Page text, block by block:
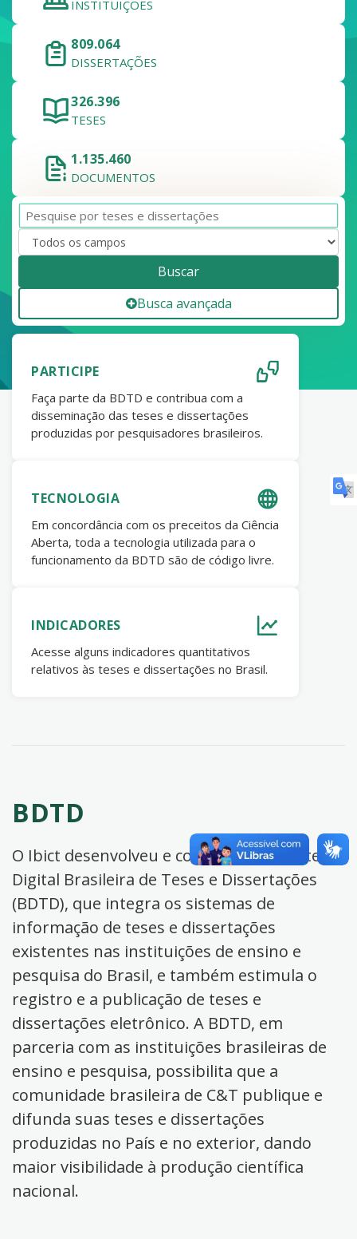
INSTITUIÇÕES
809.064
DISSERTAÇÕES
326.396
TESES
1.135.460
DOCUMENTOS
Buscar
Busca avançada
PARTICIPE
Faça parte da BDTD e contribua com a
disseminação das teses e dissertações
produzidas por pesquisadores brasileiros.
TECNOLOGIA
Em concordância com os preceitos da Ciência
Aberta, toda a tecnologia utilizada para o
funcionamento da BDTD são de código livre.
INDICADORES
Acesse alguns indicadores quantitativos
relativos às teses e dissertações no Brasil.
BDTD
O Ibict desenvolveu e coordena a Biblioteca
Digital Brasileira de Teses e Dissertações
(BDTD), que integra os sistemas de
informação de teses e dissertações
existentes nas instituições de ensino e
pesquisa do Brasil, e também estimula o
registro e a publicação de teses e
dissertações eletrônico. A BDTD, em
parceria com as instituições brasileiras de
ensino e pesquisa, possibilita que a
comunidade brasileira de C&T publique e
difunda suas teses e dissertações
produzidas no País e no exterior, dando
maior visibilidade à produção científica
nacional.